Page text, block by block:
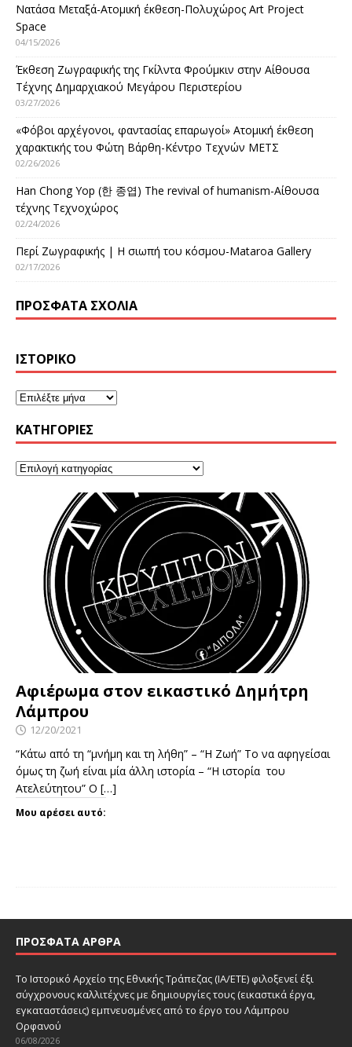
Νατάσα Μεταξά-Ατομική έκθεση-Πολυχώρος Art Project
Space
04/15/2026
Έκθεση Ζωγραφικής της Γκίλντα Φρούμκιν στην Αίθουσα
Τέχνης Δημαρχιακού Μεγάρου Περιστερίου
03/27/2026
«Φόβοι αρχέγονοι, φαντασίας επαρωγοί» Ατομική έκθεση
χαρακτικής του Φώτη Βάρθη-Κέντρο Τεχνών ΜΕΤΣ
02/26/2026
Han Chong Yop (한 종엽) The revival of humanism-Αίθουσα
τέχνης Τεχνοχώρος
02/24/2026
Περί Ζωγραφικής | Η σιωπή του κόσμου-Mataroa Gallery
02/17/2026
ΠΡΌΣΦΑΤΑ ΣΧΌΛΙΑ
ΙΣΤΟΡΙΚΌ
KΑΤΗΓΟΡΊΕΣ
Αφιέρωμα στον εικαστικό Δημήτρη
Λάμπρου
12/20/2021
“Κάτω από τη “μνήμη και τη λήθη” – “Η Ζωή” Το να αφηγείσαι
όμως τη ζωή είναι μία άλλη ιστορία – “Η ιστορία του
Ατελεύτητου” Ο […]
Μου αρέσει αυτό:
ΠΡΌΣΦΑΤΑ ΆΡΘΡΑ
Το Ιστορικό Αρχείο της Εθνικής Τράπεζας (ΙΑ/ΕΤΕ) φιλοξενεί έξι
σύγχρονους καλλιτέχνες με δημιουργίες τους (εικαστικά έργα,
εγκαταστάσεις) εμπνευσμένες από το έργο του Λάμπρου
Ορφανού
06/08/2026